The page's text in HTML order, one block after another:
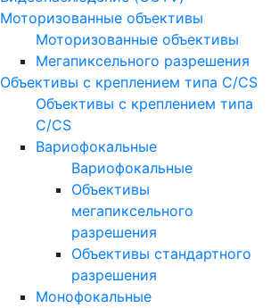
Моторизованные объективы
Моторизованные объективы
Мегапиксельного разрешения
Объективы с креплением типа C/CS
Объективы с креплением типа
C/CS
Вариофокальные
Вариофокальные
Объективы
мегапиксельного
разрешения
Объективы стандартного
разрешения
Монофокальные